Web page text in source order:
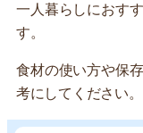
一人暮らしにおす
す。
食材の使い方や保
考にしてください。